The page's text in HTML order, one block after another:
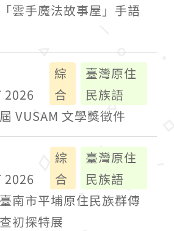
雲手魔法故事屋」手語
2026
綜
合
臺灣原住
民族語
VUSAM 文學獎徵件
2026
綜
合
臺灣原住
民族語
南市平埔原住民族群傳
初探特展